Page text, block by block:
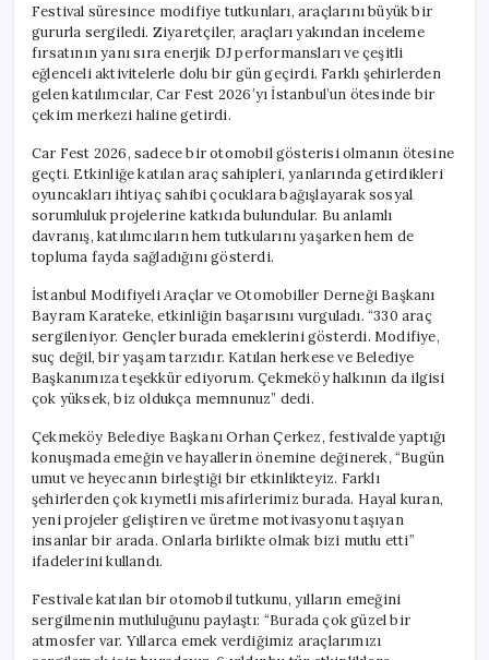
Festival süresince modifiye tutkunları, araçlarını büyük bir
gururla sergiledi. Ziyaretçiler, araçları yakından inceleme
fırsatının yanı sıra enerjik DJ performansları ve çeşitli
eğlenceli aktivitelerle dolu bir gün geçirdi. Farklı şehirlerden
gelen katılımcılar, Car Fest 2026’yı İstanbul’un ötesinde bir
çekim merkezi haline getirdi.
Car Fest 2026, sadece bir otomobil gösterisi olmanın ötesine
geçti. Etkinliğe katılan araç sahipleri, yanlarında getirdikleri
oyuncakları ihtiyaç sahibi çocuklara bağışlayarak sosyal
sorumluluk projelerine katkıda bulundular. Bu anlamlı
davranış, katılımcıların hem tutkularını yaşarken hem de
topluma fayda sağladığını gösterdi.
İstanbul Modifiyeli Araçlar ve Otomobiller Derneği Başkanı
Bayram Karateke, etkinliğin başarısını vurguladı. “330 araç
sergileniyor. Gençler burada emeklerini gösterdi. Modifiye,
suç değil, bir yaşam tarzıdır. Katılan herkese ve Belediye
Başkanımıza teşekkür ediyorum. Çekmeköy halkının da ilgisi
çok yüksek, biz oldukça memnunuz” dedi.
Çekmeköy Belediye Başkanı Orhan Çerkez, festivalde yaptığı
konuşmada emeğin ve hayallerin önemine değinerek, “Bugün
umut ve heyecanın birleştiği bir etkinlikteyiz. Farklı
şehirlerden çok kıymetli misafirlerimiz burada. Hayal kuran,
yeni projeler geliştiren ve üretme motivasyonu taşıyan
insanlar bir arada. Onlarla birlikte olmak bizi mutlu etti”
ifadelerini kullandı.
Festivale katılan bir otomobil tutkunu, yılların emeğini
sergilmenin mutluluğunu paylaştı: “Burada çok güzel bir
atmosfer var. Yıllarca emek verdiğimiz araçlarımızı